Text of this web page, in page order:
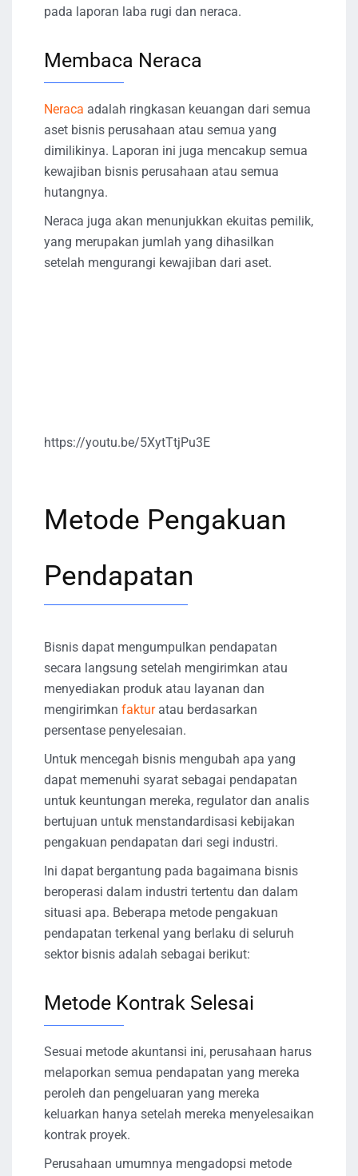
pada laporan laba rugi dan neraca.
Membaca Neraca
Neraca adalah ringkasan keuangan dari semua
aset bisnis perusahaan atau semua yang
dimilikinya. Laporan ini juga mencakup semua
kewajiban bisnis perusahaan atau semua
hutangnya.
Neraca juga akan menunjukkan ekuitas pemilik,
yang merupakan jumlah yang dihasilkan
setelah mengurangi kewajiban dari aset.
https://youtu.be/5XytTtjPu3E
Metode Pengakuan
Pendapatan
Bisnis dapat mengumpulkan pendapatan
secara langsung setelah mengirimkan atau
menyediakan produk atau layanan dan
mengirimkan faktur atau berdasarkan
persentase penyelesaian.
Untuk mencegah bisnis mengubah apa yang
dapat memenuhi syarat sebagai pendapatan
untuk keuntungan mereka, regulator dan analis
bertujuan untuk menstandardisasi kebijakan
pengakuan pendapatan dari segi industri.
Ini dapat bergantung pada bagaimana bisnis
beroperasi dalam industri tertentu dan dalam
situasi apa. Beberapa metode pengakuan
pendapatan terkenal yang berlaku di seluruh
sektor bisnis adalah sebagai berikut:
Metode Kontrak Selesai
Sesuai metode akuntansi ini, perusahaan harus
melaporkan semua pendapatan yang mereka
peroleh dan pengeluaran yang mereka
keluarkan hanya setelah mereka menyelesaikan
kontrak proyek.
Perusahaan umumnya mengadopsi metode